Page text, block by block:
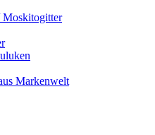
Moskitogitter
Markenwelt